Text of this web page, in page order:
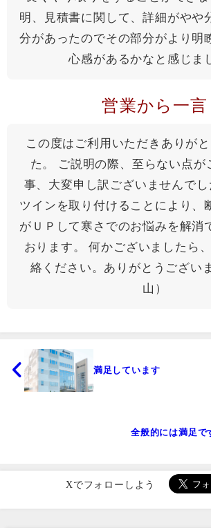
明、見積書に関して、詳細がやや
分があったのでその部分がより明
心感があるかなと感じま
営業から一言
この度はご利用いただきありが
た。 ご説明の際、至らない点が
事、大変申し訳ございませんで
ツインを取り付けることにより、
がＵＰして寒さでのお悩みを解消
おります。 何かございましたら
絡ください。ありがとうござい
山）
満足しています
全般的には満足で
Xでフォローしよう